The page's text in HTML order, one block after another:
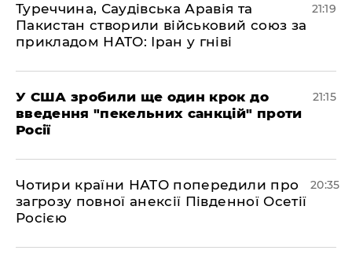
​Туреччина, Саудівська Аравія та
Пакистан створили військовий союз за
прикладом НАТО: Іран у гніві
21:19
​У США зробили ще один крок до
введення "пекельних санкцій" проти
Росії
21:15
​Чотири країни НАТО попередили про
загрозу повної анексії Південної Осетії
Росією
20:35